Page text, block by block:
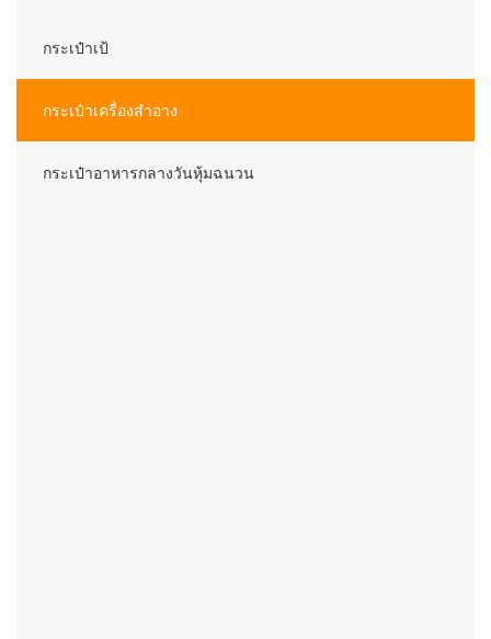
กระเป๋าเป้
กระเป๋าเครื่องสำอาง
กระเป๋าอาหารกลางวันหุ้มฉนวน